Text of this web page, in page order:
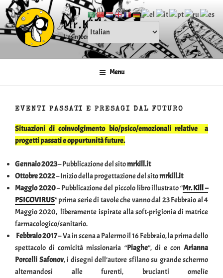
Salta
contenuto
Mr.Kill
L'asintocratico
Menu
EVENTI PASSATI E PRESAGI DAL FUTURO
Situazioni di coinvolgimento bio/psico/emozionali relative a
progetti passati e oppurtunità future.
Gennaio 2023– Pubblicazione del sitomrkill.it
Ottobre 2022– Inizio della progettazione del sitomrkill.it
Maggio 2020– Pubblicazione del piccolo libro illustrato “Mr. Kill –
PSICOVIRUS” prima serie di tavole che vanno dal 23 Febbraio al 4
Maggio 2020, liberamente ispirate alla soft-prigionia di matrice
farmacologico/sanitario.
Febbraio 2017– Va in scena a Palermo il 16 Febbraio, la prima dello
spettacolo di comicità missionaria “Piaghe”, di e con Arianna
Porcelli Safonov, i disegni dell’autore sfilano su grande schermo
alternandosi alle furenti, brucianti omelìe